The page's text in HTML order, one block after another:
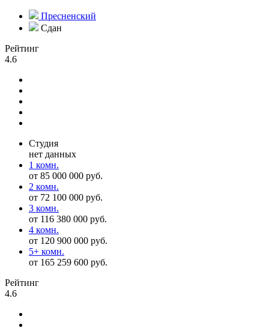
Пресненский
Сдан
Рейтинг
4.6
Студия
нет данных
1 комн.
от 85 000 000 руб.
2 комн.
от 72 100 000 руб.
3 комн.
от 116 380 000 руб.
4 комн.
от 120 900 000 руб.
5+ комн.
от 165 259 600 руб.
Рейтинг
4.6